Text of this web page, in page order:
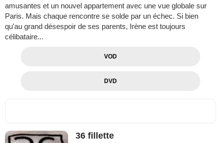
amusantes et un nouvel appartement avec une vue globale sur
Paris. Mais chaque rencontre se solde par un échec. Si bien
qu'au grand désespoir de ses parents, Irène est toujours
célibataire...
VOD
DVD
36 fillette